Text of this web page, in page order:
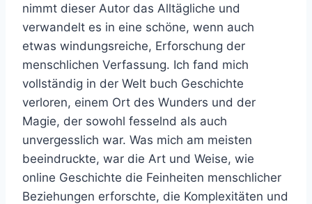
nimmt dieser Autor das Alltägliche und
verwandelt es in eine schöne, wenn auch
etwas windungsreiche, Erforschung der
menschlichen Verfassung. Ich fand mich
vollständig in der Welt buch Geschichte
verloren, einem Ort des Wunders und der
Magie, der sowohl fesselnd als auch
unvergesslich war. Was mich am meisten
beeindruckte, war die Art und Weise, wie
online Geschichte die Feinheiten menschlicher
Beziehungen erforschte, die Komplexitäten und